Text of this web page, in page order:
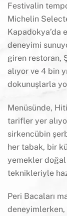
Festivalin
Michelin
Kapadokya’da
deneyimi
giren restoran,
alıyor ve 4 bin
dokunuşlarla
Menüsünde,
tarifler yer
sirkencübin
her tabak, bir
yemekler
teknikleriyle
Peri Bacaları
deneyimlerken,